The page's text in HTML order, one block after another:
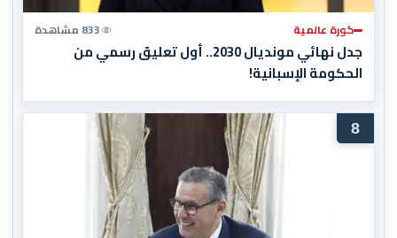
كورة عالمية 833 مشاهدة
جدل نهائي مونديال 2030.. أول تعليق رسمي من
الحكومة الإسبانية!
8